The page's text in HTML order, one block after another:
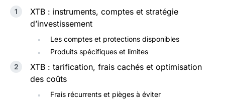
XTB : instruments, comptes et stratégie
d’investissement
Les comptes et protections disponibles
Produits spécifiques et limites
XTB : tarification, frais cachés et optimisation
des coûts
Frais récurrents et pièges à éviter